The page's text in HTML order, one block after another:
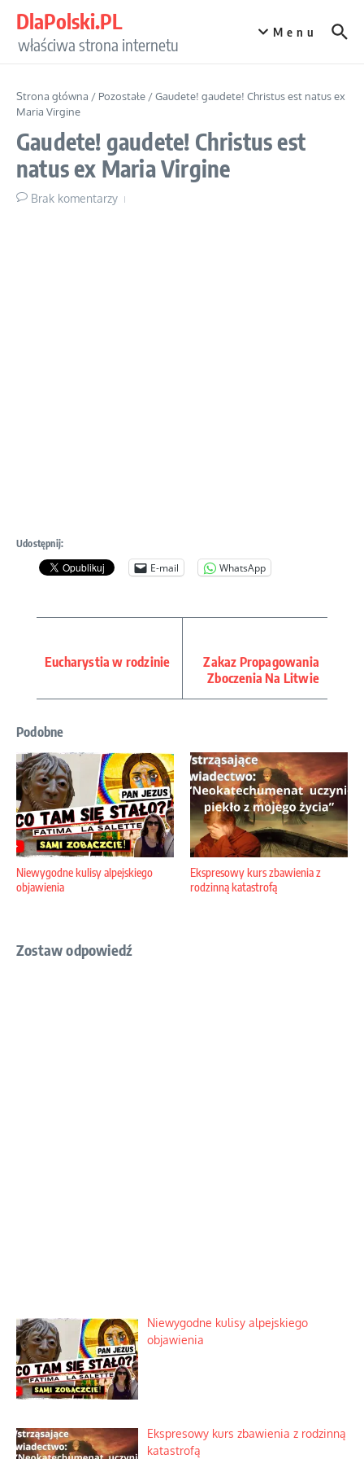
DlaPolski.PL
właściwa strona internetu
Menu
Strona główna / Pozostałe /Gaudete! gaudete! Christus est natus ex
Maria Virgine
Gaudete! gaudete! Christus est
natus ex Maria Virgine
Brak komentarzy
Udostępnij:
E-mail WhatsApp
Eucharystia w rodzinie
Zakaz Propagowania
Zboczenia Na Litwie
Podobne
Niewygodne kulisy alpejskiego
objawienia
Ekspresowy kurs zbawienia z
rodzinną katastrofą
Zostaw odpowiedź
Niewygodne kulisy alpejskiego
objawienia
Ekspresowy kurs zbawienia z rodzinną
katastrofą